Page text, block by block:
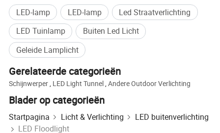
Smalle straalhoek zoeklicht van 7-8 graden Flat marine
grade 80W 100W 150 W Cree -chip SMD505 IP66 IP67 LED-
schijnwerper
Symmetrische straal 7-8 graden + ovale straalhoek zoeklicht
gebied Platte IP67 LED-schijnwerper 80 W 100 W 150 W tot 140
LED-lamp LED-lamp
Led Straatverlichting
LED Tuinlamp
Buiten Led Licht
Geleide Lamplicht
Gerelateerde categorieën
Schijnwerper, LED Light Tunnel,Andere Outdoor Verlichting
Blader op categorieën
Startpagina Licht & Verlichting
LED buitenverlichting
LED Floodlight